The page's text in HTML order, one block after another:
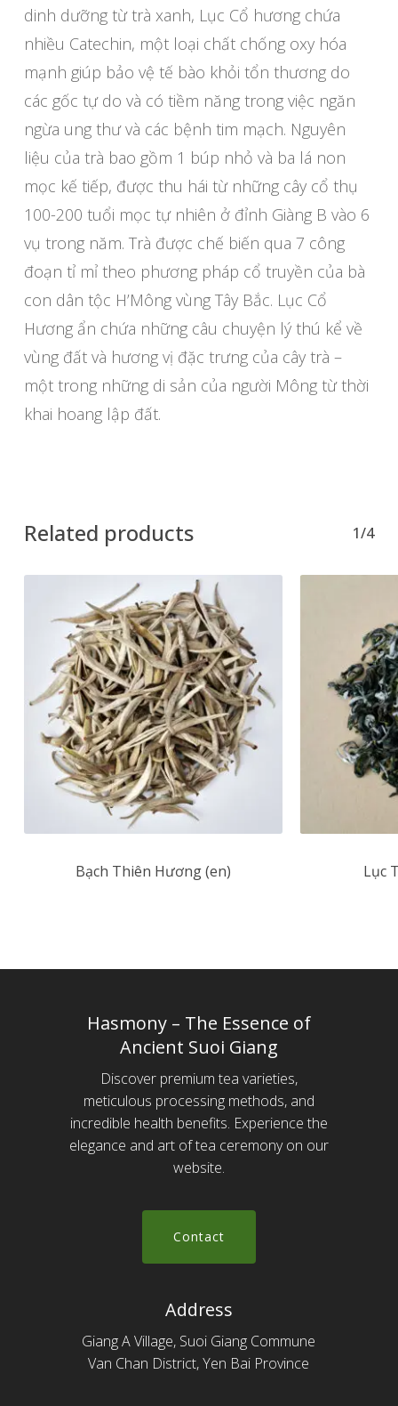
dinh dưỡng từ trà xanh, Lục Cổ hương chứa
nhiều Catechin, một loại chất chống oxy hóa
mạnh giúp bảo vệ tế bào khỏi tổn thương do
các gốc tự do và có tiềm năng trong việc ngăn
ngừa ung thư và các bệnh tim mạch. Nguyên
liệu của trà bao gồm 1 búp nhỏ và ba lá non
mọc kế tiếp, được thu hái từ những cây cổ thụ
100-200 tuổi mọc tự nhiên ở đỉnh Giàng B vào 6
vụ trong năm. Trà được chế biến qua 7 công
đoạn tỉ mỉ theo phương pháp cổ truyền của bà
con dân tộc H’Mông vùng Tây Bắc. Lục Cổ
Hương ẩn chứa những câu chuyện lý thú kể về
vùng đất và hương vị đặc trưng của cây trà –
một trong những di sản của người Mông từ thời
khai hoang lập đất.
Related products 1/4
Bạch Thiên Hương (en) Lục
Hasmony – The Essence of
Ancient Suoi Giang
Discover premium tea varieties,
meticulous processing methods, and
incredible health benefits. Experience the
elegance and art of tea ceremony on our
website.
Contact
Address
Giang A Village, Suoi Giang Commune
Van Chan District, Yen Bai Province